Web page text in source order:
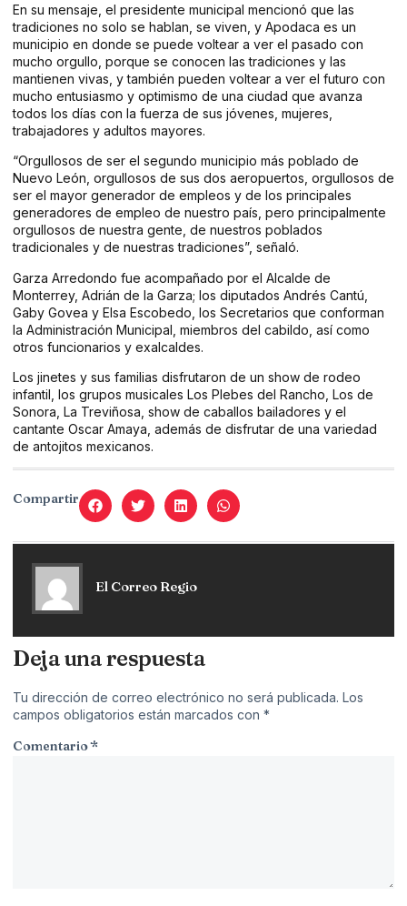
En su mensaje, el presidente municipal mencionó que las
tradiciones no solo se hablan, se viven, y Apodaca es un
municipio en donde se puede voltear a ver el pasado con
mucho orgullo, porque se conocen las tradiciones y las
mantienen vivas, y también pueden voltear a ver el futuro con
mucho entusiasmo y optimismo de una ciudad que avanza
todos los días con la fuerza de sus jóvenes, mujeres,
trabajadores y adultos mayores.
“Orgullosos de ser el segundo municipio más poblado de
Nuevo León, orgullosos de sus dos aeropuertos, orgullosos de
ser el mayor generador de empleos y de los principales
generadores de empleo de nuestro país, pero principalmente
orgullosos de nuestra gente, de nuestros poblados
tradicionales y de nuestras tradiciones”, señaló.
Garza Arredondo fue acompañado por el Alcalde de
Monterrey, Adrián de la Garza; los diputados Andrés Cantú,
Gaby Govea y Elsa Escobedo, los Secretarios que conforman
la Administración Municipal, miembros del cabildo, así como
otros funcionarios y exalcaldes.
Los jinetes y sus familias disfrutaron de un show de rodeo
infantil, los grupos musicales Los Plebes del Rancho, Los de
Sonora, La Treviñosa, show de caballos bailadores y el
cantante Oscar Amaya, además de disfrutar de una variedad
de antojitos mexicanos.
Compartir
El Correo Regio
Deja una respuesta
Tu dirección de correo electrónico no será publicada. Los
campos obligatorios están marcados con *
Comentario*